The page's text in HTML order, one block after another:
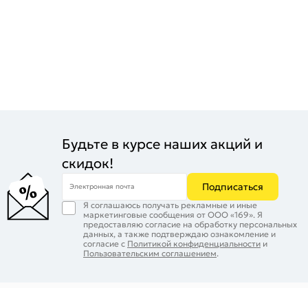
Будьте в курсе наших акций и
скидок!
Электронная почта Подписаться
Я соглашаюсь получать рекламные и иные
маркетинговые сообщения от ООО «169». Я
предоставляю согласие на обработку персональных
данных, а также подтверждаю ознакомление и
согласие с Политикой конфиденциальности и
Пользовательским соглашением.